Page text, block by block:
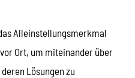
Alleinstellungsmerkmal
Ort, um miteinander über
Lösungen zu